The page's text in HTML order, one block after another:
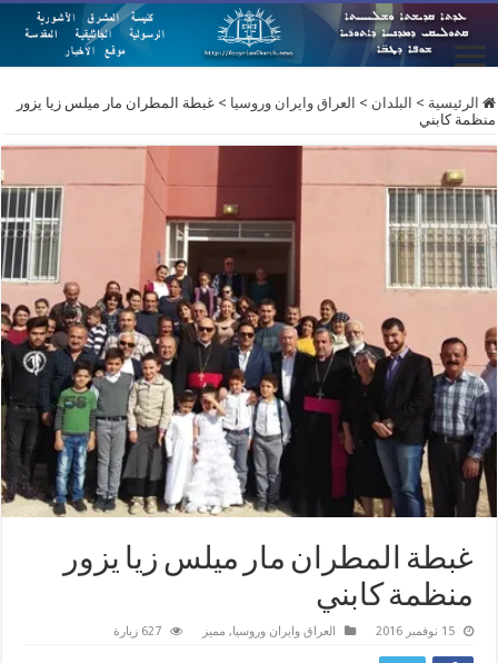
الرئيسية > البلدان > العراق وايران وروسيا > غبطة المطران مار ميلس زيا يزور
منظمة كابني
غبطة المطران مار ميلس زيا يزور
منظمة كابني
15 نوفمبر 2016 العراق وايران وروسيا, مميز 627 زيارة